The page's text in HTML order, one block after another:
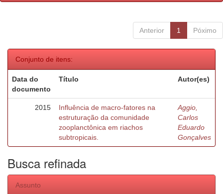
Anterior 1 Póximo
Conjunto de itens:
Data do
documento
Título Autor(es)
2015
Influência de macro-fatores na
estruturação da comunidade
zooplanctônica em riachos
subtropicais.
Aggio,
Carlos
Eduardo
Gonçalves
Busca refinada
Assunto